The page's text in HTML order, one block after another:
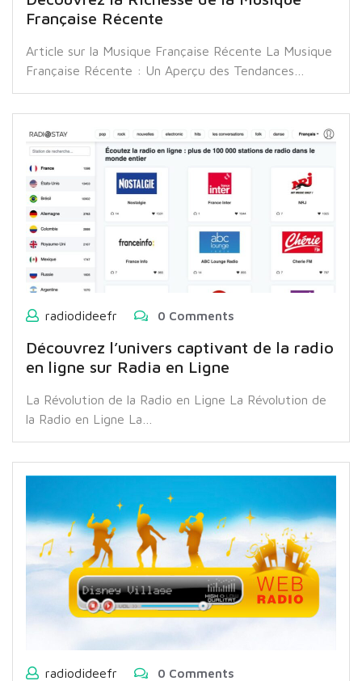
Française Récente
Article sur la Musique Française Récente La Musique
Française Récente : Un Aperçu des Tendances…
radiodideefr 0 Comments
Découvrez l’univers captivant de la radio
en ligne sur Radia en Ligne
La Révolution de la Radio en Ligne La Révolution de
la Radio en Ligne La…
radiodideefr 0 Comments